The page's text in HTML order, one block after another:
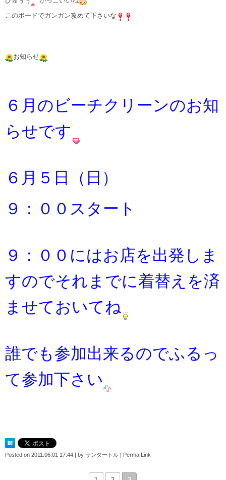
このボードでガンガン攻めて下さいな
お知らせ
６月のビーチクリーンのお知
らせです
６月５日（日）
９：００スタート
９：００にはお店を出発しま
すのでそれまでに着替えを済
ませておいてね
誰でも参加出来るのでふるっ
て参加下さい
Posted on 2011.06.01 17:44 by サンタートル Perma Link